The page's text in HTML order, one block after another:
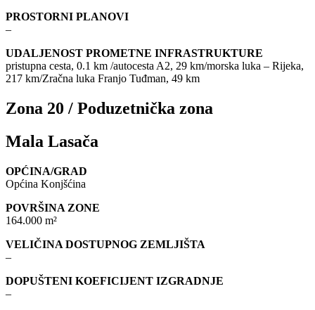
PROSTORNI PLANOVI
–
UDALJENOST PROMETNE INFRASTRUKTURE
pristupna cesta, 0.1 km /autocesta A2, 29 km/morska luka – Rijeka,
217 km/Zračna luka Franjo Tuđman, 49 km
Zona 20 / Poduzetnička zona
Mala Lasača
OPĆINA/GRAD
Općina Konjšćina
POVRŠINA ZONE
164.000 m²
VELIČINA DOSTUPNOG ZEMLJIŠTA
–
DOPUŠTENI KOEFICIJENT IZGRADNJE
–